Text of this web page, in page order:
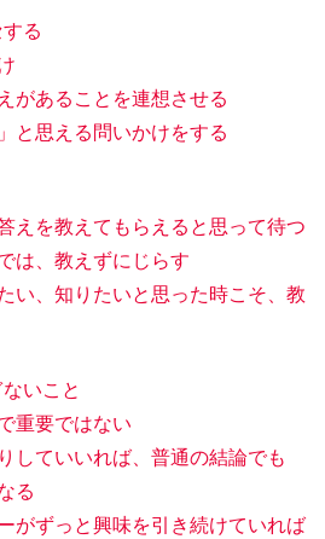
る
があることを連想させる
と思える問いかけをする
えを教えてもらえると思って待つ
は、教えずにじらす
い、知りたいと思った時こそ、教
いこと
重要ではない
していいれば、普通の結論でも
る
がずっと興味を引き続けていれば